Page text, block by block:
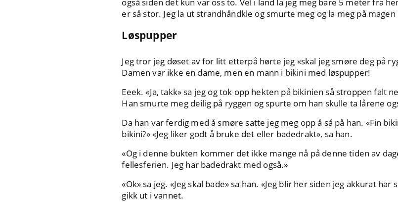
også siden det kun var oss to. Vel i land la jeg meg bare 5 meter fra
er så stor. Jeg la ut strandhåndkle og smurte meg og la meg på magen
Løspupper
Jeg tror jeg døset av for litt etterpå hørte jeg «skal jeg smøre deg på
Damen var ikke en dame, men en mann i bikini med løspupper!
Eeek. «Ja, takk» sa jeg og tok opp hekten på bikinien så stroppen falt
Han smurte meg deilig på ryggen og spurte om han skulle ta lårene
Da han var ferdig med å smøre satte jeg meg opp å så på han. «Fin
bikini?» «Jeg liker godt å bruke det eller badedrakt», sa han.
«Og i denne bukten kommer det ikke mange nå på denne tiden av
fellesferien. Jeg har badedrakt med også.»
«Ok» sa jeg. «Jeg skal bade» sa han. «Jeg blir her siden jeg akkurat
gikk ut i vannet.